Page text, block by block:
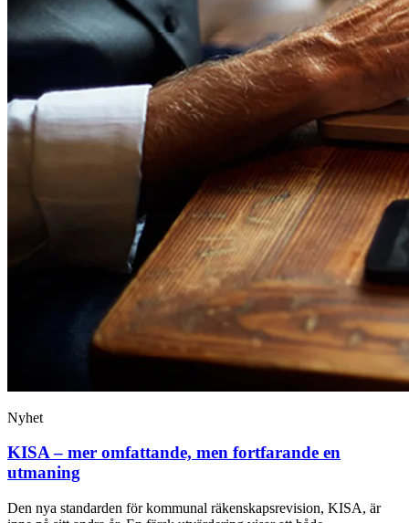
Nyhet
KISA – mer omfattande, men fortfarande en
utmaning
Den nya standarden för kommunal räkenskapsrevision, KISA, är